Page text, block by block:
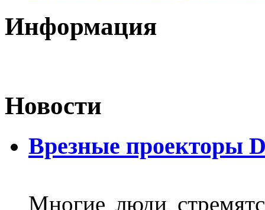
Информация
Новости
Врезные проекторы
Многие люди